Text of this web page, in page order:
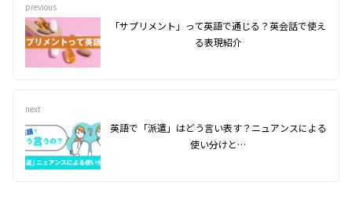
previous
「サプリメント」って英語で通じる？英会話で使え
る表現紹介
next
英語で「派遣」はどう言い表す？ニュアンスによる
使い分けと…